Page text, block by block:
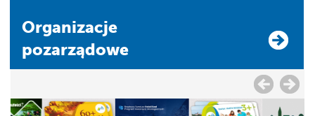
Organizacje
pozarządowe